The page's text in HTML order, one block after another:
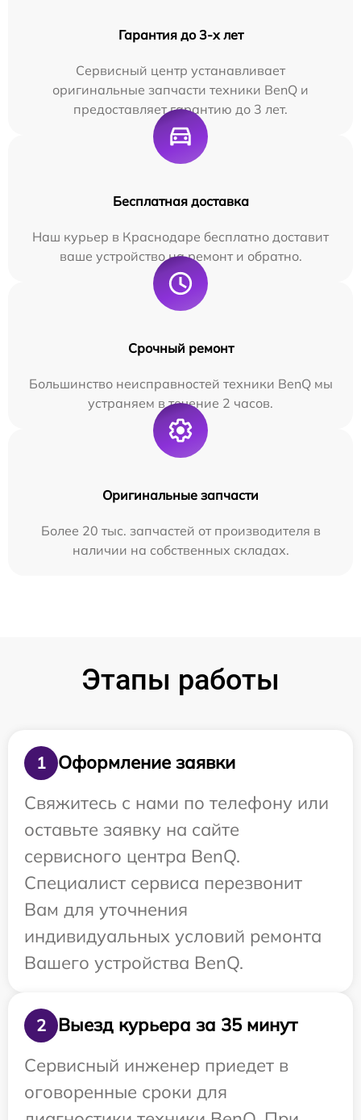
Гарантия до 3-х лет
Сервисный центр устанавливает
оригинальные запчасти техники BenQ и
предоставляет гарантию до 3 лет.
Бесплатная доставка
Наш курьер в Краснодаре бесплатно доставит
ваше устройство на ремонт и обратно.
Срочный ремонт
Большинство неисправностей техники BenQ мы
устраняем в течение 2 часов.
Оригинальные запчасти
Более 20 тыс. запчастей от производителя в
наличии на собственных складах.
Этапы работы
1
Оформление заявки
Свяжитесь с нами по телефону или
оставьте заявку на сайте
сервисного центра BenQ.
Специалист сервиса перезвонит
Вам для уточнения
индивидуальных условий ремонта
Вашего устройства BenQ.
2
Выезд курьера за 35 минут
Сервисный инженер приедет в
оговоренные сроки для